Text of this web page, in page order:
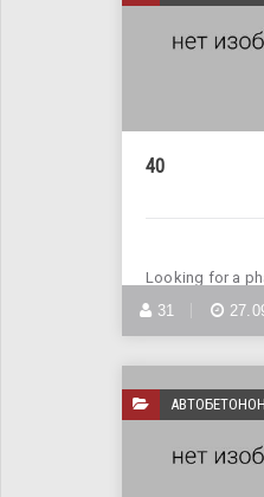
40
Looking for a
problem! Visit
31